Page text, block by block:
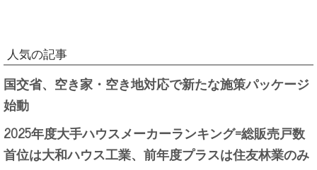
人気の記事
国交省、空き家・空き地対応で新たな施策パッケージ
始動
2025年度大手ハウスメーカーランキング=総販売戸数
首位は大和ハウス工業、前年度プラスは住友林業のみ